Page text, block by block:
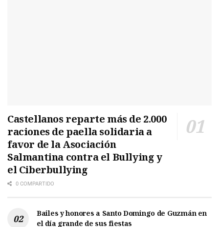
Castellanos reparte más de 2.000
raciones de paella solidaria a
favor de la Asociación
Salmantina contra el Bullying y
el Ciberbullying
0 COMPARTIDO
Bailes y honores a Santo Domingo de Guzmán en
el día grande de sus fiestas